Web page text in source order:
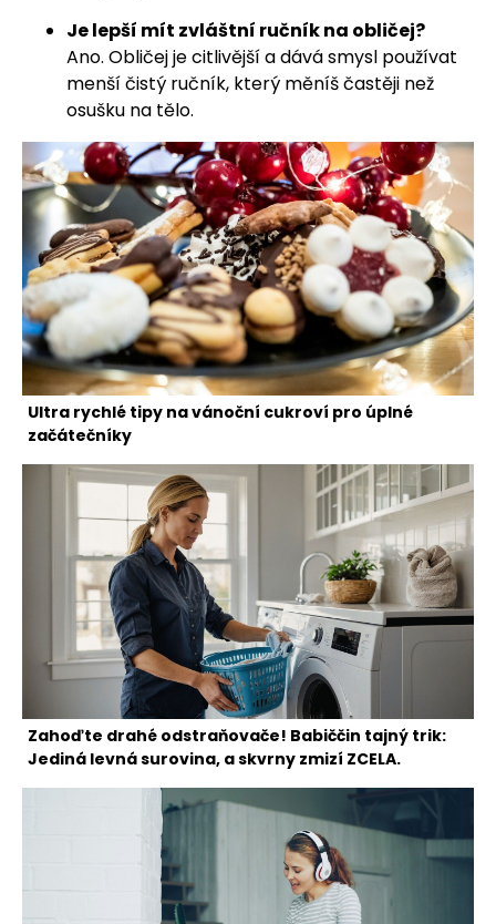
Je lepší mít zvláštní ručník na obličej?
Ano. Obličej je citlivější a dává smysl používat
menší čistý ručník, který měníš častěji než
osušku na tělo.
Ultra rychlé tipy na vánoční cukroví pro úplné
začátečníky
Zahoďte drahé odstraňovače! Babiččin tajný trik:
Jediná levná surovina, a skvrny zmizí ZCELA.